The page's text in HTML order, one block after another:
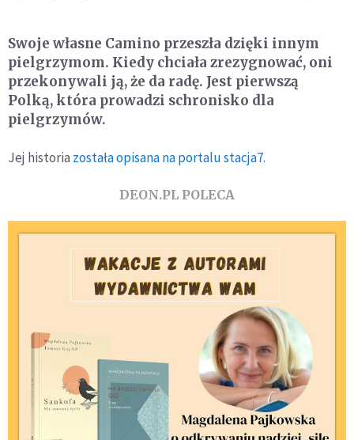
Swoje własne Camino przeszła dzięki innym
pielgrzymom. Kiedy chciała zrezygnować, oni
przekonywali ją, że da radę. Jest pierwszą
Polką, która prowadzi schronisko dla
pielgrzymów.
Jej historia została opisana na portalu stacja7.
DEON.PL POLECA